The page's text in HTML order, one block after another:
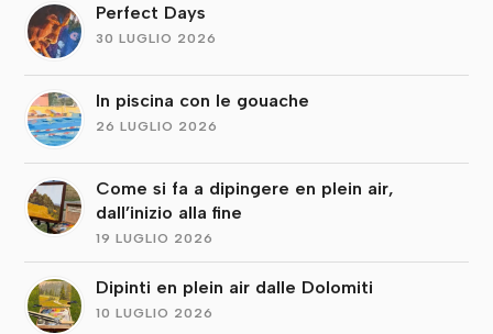
Perfect Days
30 LUGLIO 2026
In piscina con le gouache
26 LUGLIO 2026
Come si fa a dipingere en plein air,
dall’inizio alla fine
19 LUGLIO 2026
Dipinti en plein air dalle Dolomiti
10 LUGLIO 2026